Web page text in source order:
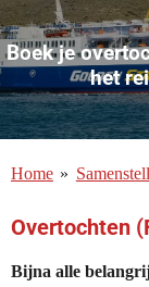
Boek je
het
Home »
Overtochten
Bijna alle